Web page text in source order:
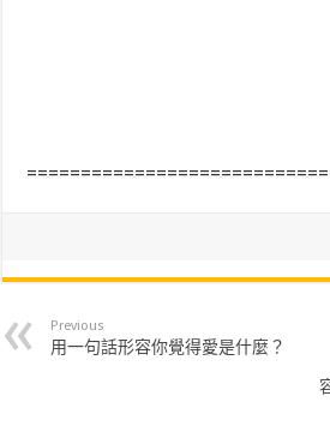
Previous
用一句話形容你覺得愛是什麼？